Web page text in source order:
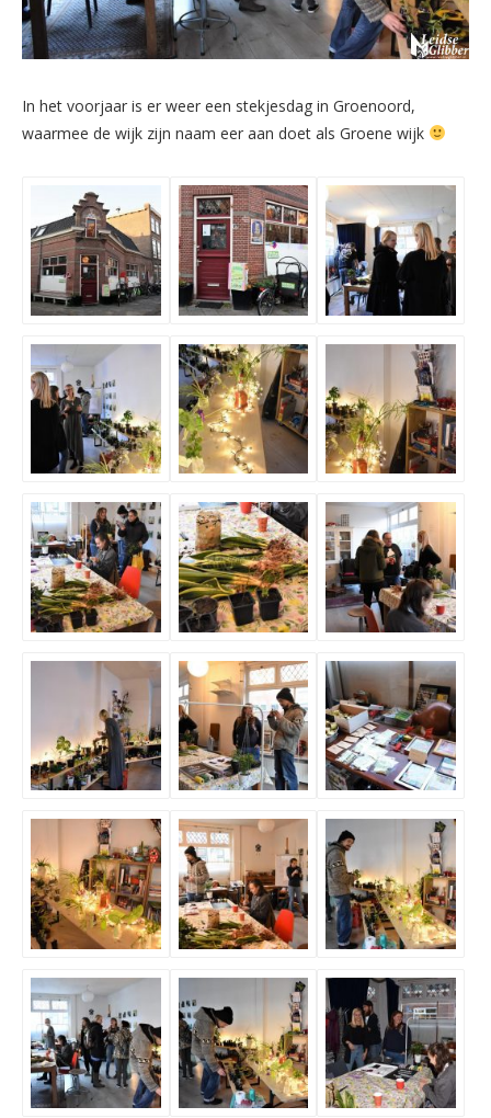
In het voorjaar is er weer een stekjesdag in Groenoord,
waarmee de wijk zijn naam eer aan doet als Groene wijk